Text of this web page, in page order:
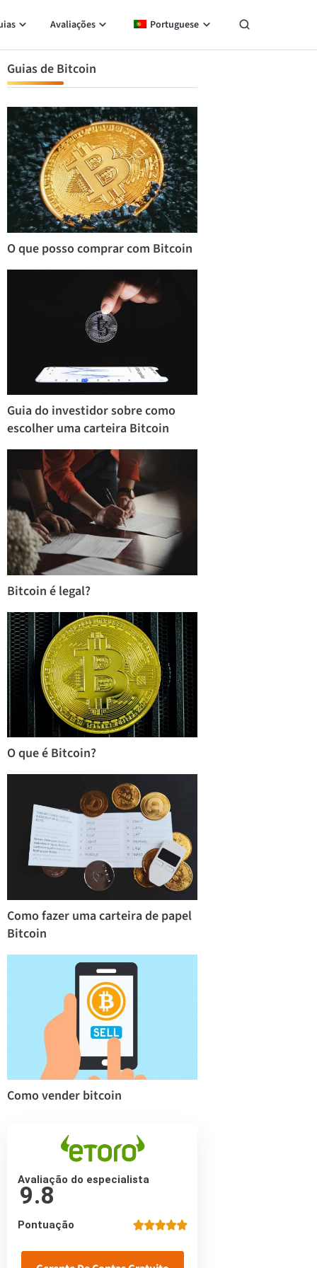
Avaliações Portuguese
Guias de Bitcoin
O que posso comprar com Bitcoin
Guia do investidor sobre como
escolher uma carteira Bitcoin
Bitcoin é legal?
O que é Bitcoin?
Como fazer uma carteira de papel
Bitcoin
Como vender bitcoin
Avaliação do especialista
9.8
Pontuação